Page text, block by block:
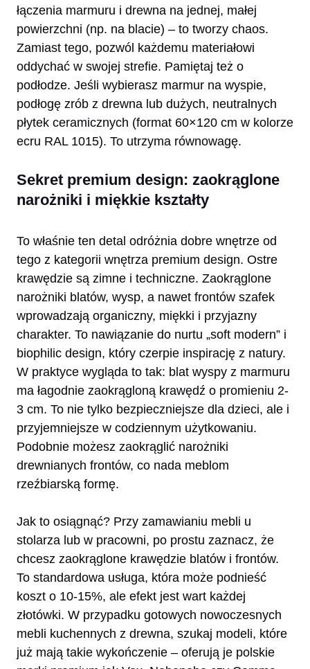
łączenia marmuru i drewna na jednej, małej
powierzchni (np. na blacie) – to tworzy chaos.
Zamiast tego, pozwól każdemu materiałowi
oddychać w swojej strefie. Pamiętaj też o
podłodze. Jeśli wybierasz marmur na wyspie,
podłogę zrób z drewna lub dużych, neutralnych
płytek ceramicznych (format 60×120 cm w kolorze
ecru RAL 1015). To utrzyma równowagę.
Sekret premium design: zaokrąglone
narożniki i miękkie kształty
To właśnie ten detal odróżnia dobre wnętrze od
tego z kategorii wnętrza premium design. Ostre
krawędzie są zimne i techniczne. Zaokrąglone
narożniki blatów, wysp, a nawet frontów szafek
wprowadzają organiczny, miękki i przyjazny
charakter. To nawiązanie do nurtu „soft modern” i
biophilic design, który czerpie inspirację z natury.
W praktyce wygląda to tak: blat wyspy z marmuru
ma łagodnie zaokrągloną krawędź o promieniu 2-
3 cm. To nie tylko bezpieczniejsze dla dzieci, ale i
przyjemniejsze w codziennym użytkowaniu.
Podobnie możesz zaokrąglić narożniki
drewnianych frontów, co nada meblom
rzeźbiarską formę.
Jak to osiągnąć? Przy zamawianiu mebli u
stolarza lub w pracowni, po prostu zaznacz, że
chcesz zaokrąglone krawędzie blatów i frontów.
To standardowa usługa, która może podnieść
koszt o 10-15%, ale efekt jest wart każdej
złotówki. W przypadku gotowych nowoczesnych
mebli kuchennych z drewna, szukaj modeli, które
już mają takie wykończenie – oferują je polskie